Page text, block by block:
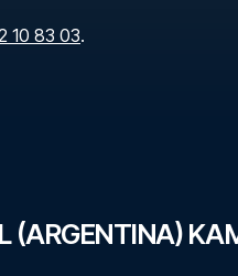
10 83 03.
(ARGENTINA)